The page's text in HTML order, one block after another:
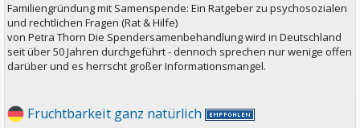
Familiengründung mit Samenspende: Ein Ratgeber zu psychosozialen
und rechtlichen Fragen (Rat & Hilfe)
von Petra Thorn Die Spendersamenbehandlung wird in Deutschland
seit über 50 Jahren durchgeführt - dennoch sprechen nur wenige offen
darüber und es herrscht großer Informationsmangel.
Fruchtbarkeit ganz natürlich